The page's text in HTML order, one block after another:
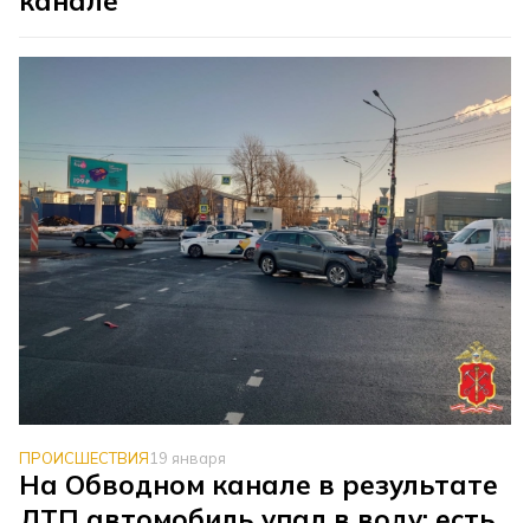
ПРОИСШЕСТВИЯ19 января
На Обводном канале в результате